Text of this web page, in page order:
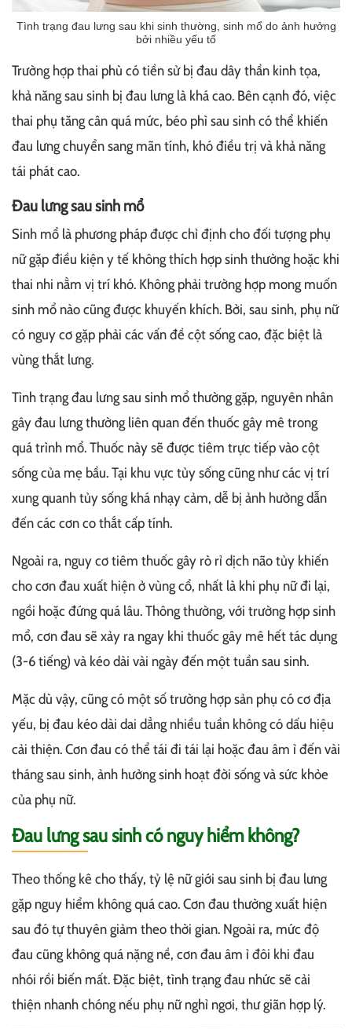
Tình trạng đau lưng sau khi sinh thường, sinh mổ do ảnh hưởng
bởi nhiều yếu tố
Trường hợp thai phù có tiền sử bị đau dây thần kinh tọa,
khả năng sau sinh bị đau lưng là khá cao. Bên cạnh đó, việc
thai phụ tăng cân quá mức, béo phì sau sinh có thể khiến
đau lưng chuyển sang mãn tính, khó điều trị và khả năng
tái phát cao.
Đau lưng sau sinh mổ
Sinh mổ là phương pháp được chỉ định cho đối tượng phụ
nữ gặp điều kiện y tế không thích hợp sinh thường hoặc khi
thai nhi nằm vị trí khó. Không phải trường hợp mong muốn
sinh mổ nào cũng được khuyến khích. Bởi, sau sinh, phụ nữ
có nguy cơ gặp phải các vấn đề cột sống cao, đặc biệt là
vùng thắt lưng.
Tình trạng đau lưng sau sinh mổ thường gặp, nguyên nhân
gây đau lưng thường liên quan đến thuốc gây mê trong
quá trình mổ. Thuốc này sẽ được tiêm trực tiếp vào cột
sống của mẹ bầu. Tại khu vực tủy sống cũng như các vị trí
xung quanh tủy sống khá nhạy cảm, dễ bị ảnh hưởng dẫn
đến các cơn co thắt cấp tính.
Ngoài ra, nguy cơ tiêm thuốc gây rò rỉ dịch não tủy khiến
cho cơn đau xuất hiện ở vùng cổ, nhất là khi phụ nữ đi lại,
ngồi hoặc đứng quá lâu. Thông thường, với trường hợp sinh
mổ, cơn đau sẽ xảy ra ngay khi thuốc gây mê hết tác dụng
(3-6 tiếng) và kéo dài vài ngày đến một tuần sau sinh.
Mặc dù vậy, cũng có một số trường hợp sản phụ có cơ địa
yếu, bị đau kéo dài dai dẳng nhiều tuần không có dấu hiệu
cải thiện. Cơn đau có thể tái đi tái lại hoặc đau âm ỉ đến vài
tháng sau sinh, ảnh hưởng sinh hoạt đời sống và sức khỏe
của phụ nữ.
Đau lưng sau sinh có nguy hiểm không?
Theo thống kê cho thấy, tỷ lệ nữ giới sau sinh bị đau lưng
gặp nguy hiểm không quá cao. Cơn đau thường xuất hiện
sau đó tự thuyên giảm theo thời gian. Ngoài ra, mức độ
đau cũng không quá nặng nề, cơn đau âm ỉ đôi khi đau
nhói rồi biến mất. Đặc biệt, tình trạng đau nhức sẽ cải
thiện nhanh chóng nếu phụ nữ nghỉ ngơi, thư giãn hợp lý.